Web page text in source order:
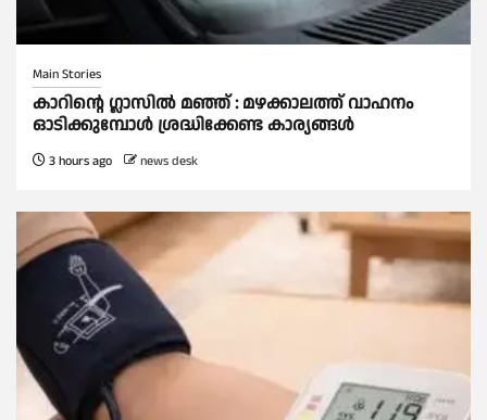
Main Stories
കാറിൻ്റെ ഗ്ലാസിൽ മഞ്ഞ് : മഴക്കാലത്ത് വാഹനം
ഓടിക്കുമ്പോള്‍ ശ്രദ്ധിക്കേണ്ട കാര്യങ്ങൾ
3 hours ago news desk